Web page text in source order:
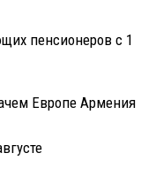
пенсионеров с 1
Европе Армения